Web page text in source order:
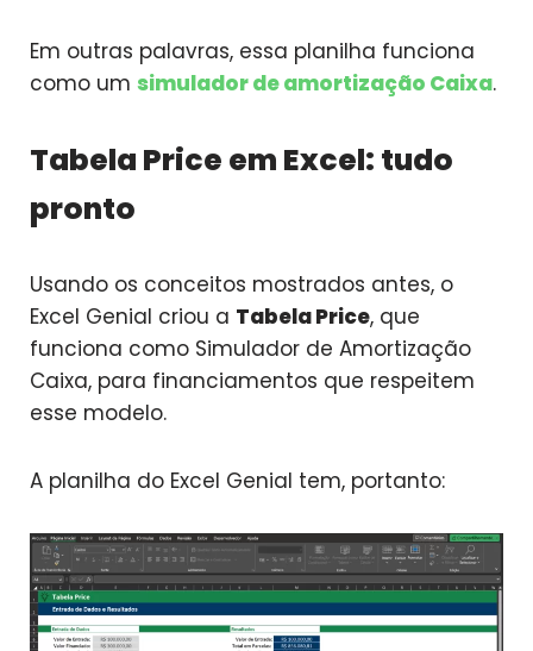
Em outras palavras, essa planilha funciona
como um simulador de amortização Caixa.
Tabela Price em Excel: tudo
pronto
Usando os conceitos mostrados antes, o
Excel Genial criou a Tabela Price, que
funciona como Simulador de Amortização
Caixa, para financiamentos que respeitem
esse modelo.
A planilha do Excel Genial tem, portanto: